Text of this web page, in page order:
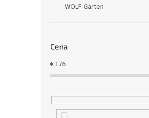
WOLF-Garten
Cena
€176